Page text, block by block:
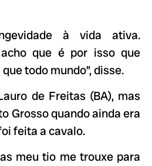
à vida ativa.
acho que é por isso que
todo mundo”, disse.
de Freitas (BA), mas
Grosso quando ainda era
feita a cavalo.
meu tio me trouxe para